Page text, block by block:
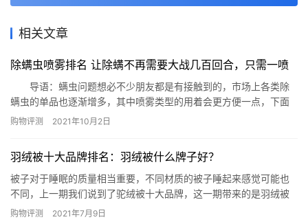
相关文章
除螨虫喷雾排名 让除螨不再需要大战几百回合，只需一喷
导语：螨虫问题想必不少朋友都是有接触到的，市场上各类除
螨虫的单品也逐渐增多，其中喷雾类型的用着会更方便一点，下面
网就整理了除螨虫喷雾排名推荐给有需要的您参考! 一、喜运亨植物
最主要的是很方便携带哦! 二、安速除螨虫喷雾剂 此款单品温
和…
购物评测 2021年10月2日
羽绒被十大品牌排名：羽绒被什么牌子好？
被子对于睡眠的质量相当重要，不同材质的被子睡起来感觉可能也
不同，上一期我们说到了驼绒被十大品牌，这一期带来的是羽绒被
品牌前十介绍。 羽绒被十大品牌排名 1.恒源祥 价格：￥599-
购物评测 2021年7月9日